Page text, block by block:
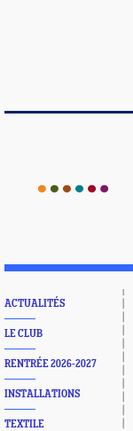
ACTUALITÉS
LE CLUB
RENTRÉE 2026-2027
INSTALLATIONS
TEXTILE